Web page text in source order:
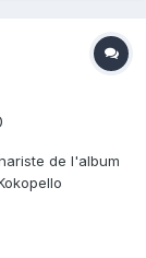
de l'album
fois